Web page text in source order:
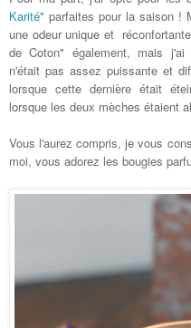
Karité" parfaites pour la saison !
une odeur unique et
de Coton" également, mais j'ai
n'était pas assez puissante et
lorsque cette dernière était
lorsque les deux mèches étaient
Vous l'aurez compris, je vous
moi, vous adorez les bougies